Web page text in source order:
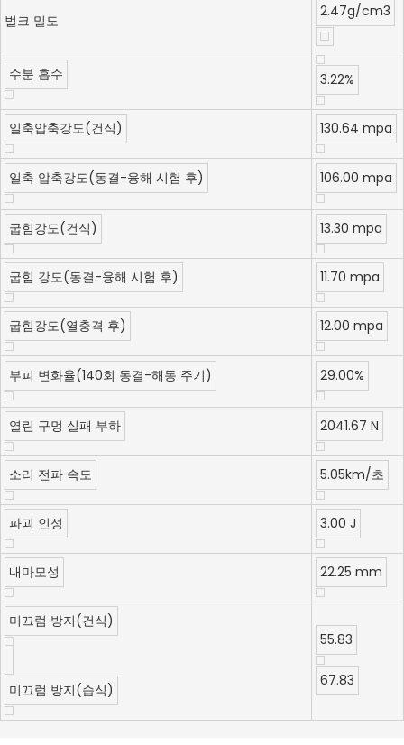
벌크 밀도
2.47g/cm3
수분 흡수 3.22%
일축압축강도(건식) 130.64 mpa
일축 압축강도(동결-융해 시험 후) 106.00 mpa
굽힘강도(건식) 13.30 mpa
굽힘 강도(동결-융해 시험 후) 11.70 mpa
굽힘강도(열충격 후) 12.00 mpa
부피 변화율(140회 동결-해동 주기) 29.00%
열린 구멍 실패 부하 2041.67 N
소리 전파 속도 5.05km/초
파괴 인성 3.00 J
내마모성 22.25 mm
미끄럼 방지(건식)
미끄럼 방지(습식)
55.83
67.83